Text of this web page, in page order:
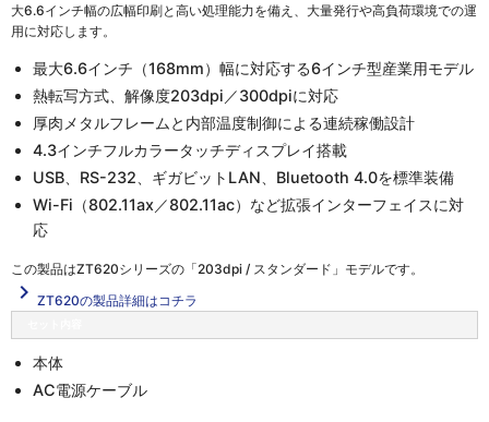
大6.6インチ幅の広幅印刷と高い処理能力を備え、大量発行や高負荷環境での運
用に対応します。
最大6.6インチ（168mm）幅に対応する6インチ型産業用モデル
熱転写方式、解像度203dpi／300dpiに対応
厚肉メタルフレームと内部温度制御による連続稼働設計
4.3インチフルカラータッチディスプレイ搭載
USB、RS-232、ギガビットLAN、Bluetooth 4.0を標準装備
Wi-Fi（802.11ax／802.11ac）など拡張インターフェイスに対
応
この製品はZT620シリーズの「203dpi / スタンダード」 モデルです。
navigate_next ZT620の製品詳細はコチラ
本体
AC電源ケーブル